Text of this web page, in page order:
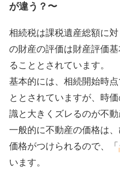
認
遺産分割
協議
〇
相続税申
告
準確定申
告
各種名義
変更
〇
が違う？ 〜
相続税は課税遺産総額に
の財産の評価は財産評価
ることとされています。
基本的には、相続開始時
ととされていますが、時
識と大きくズレるのが不動
一般的に不動産の価格は
価格がつけられるので、「
います。